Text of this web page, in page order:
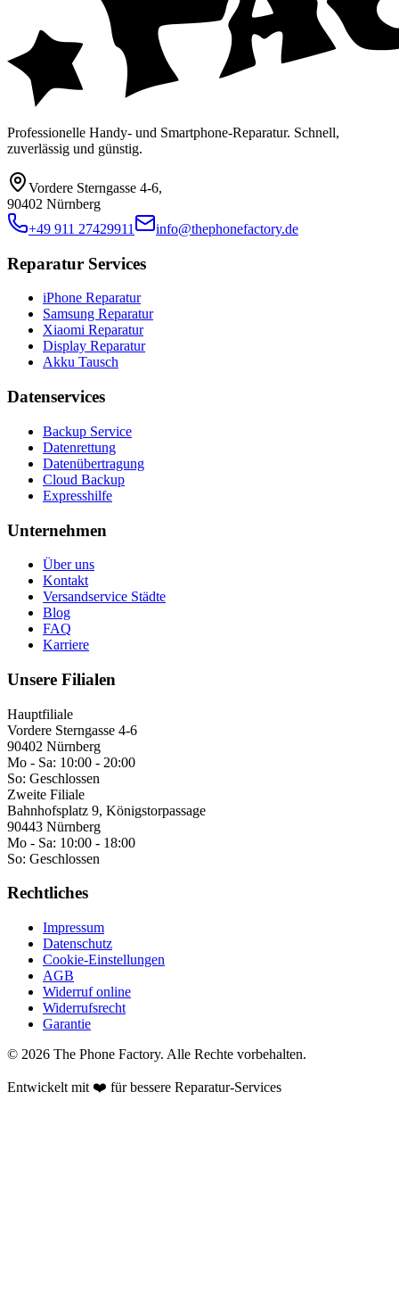
Professionelle Handy- und Smartphone-Reparatur. Schnell,
zuverlässig und günstig.
Vordere Sterngasse 4-6,
90402 Nürnberg
+49 911 27429911
info@thephonefactory.de
Reparatur Services
iPhone Reparatur
Samsung Reparatur
Xiaomi Reparatur
Display Reparatur
Akku Tausch
Datenservices
Backup Service
Datenrettung
Datenübertragung
Cloud Backup
Expresshilfe
Unternehmen
Über uns
Kontakt
Versandservice Städte
Blog
FAQ
Karriere
Unsere Filialen
Hauptfiliale
Vordere Sterngasse 4-6
90402 Nürnberg
Mo - Sa: 10:00 - 20:00
So: Geschlossen
Zweite Filiale
Bahnhofsplatz 9, Königstorpassage
90443 Nürnberg
Mo - Sa: 10:00 - 18:00
So: Geschlossen
Rechtliches
Impressum
Datenschutz
Cookie-Einstellungen
AGB
Widerruf online
Widerrufsrecht
Garantie
© 2026 The Phone Factory. Alle Rechte vorbehalten.
Entwickelt mit ❤️ für bessere Reparatur-Services